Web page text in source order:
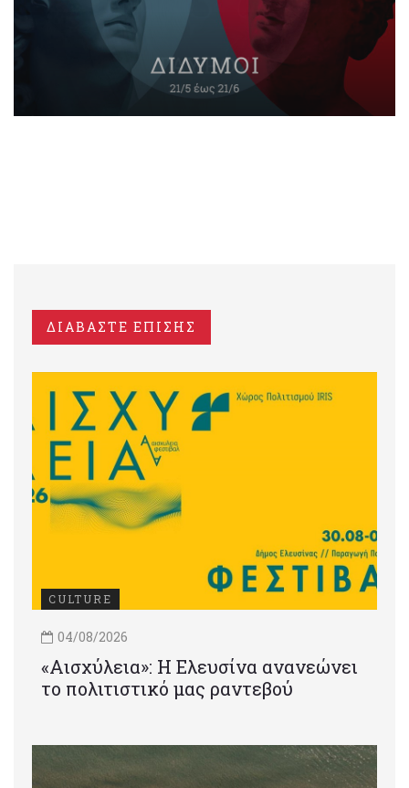
ΔΙΑΒΑΣΤΕ ΕΠΙΣΗΣ
CULTURE
04/08/2026
«Αισχύλεια»: Η Ελευσίνα ανανεώνει
το πολιτιστικό μας ραντεβού